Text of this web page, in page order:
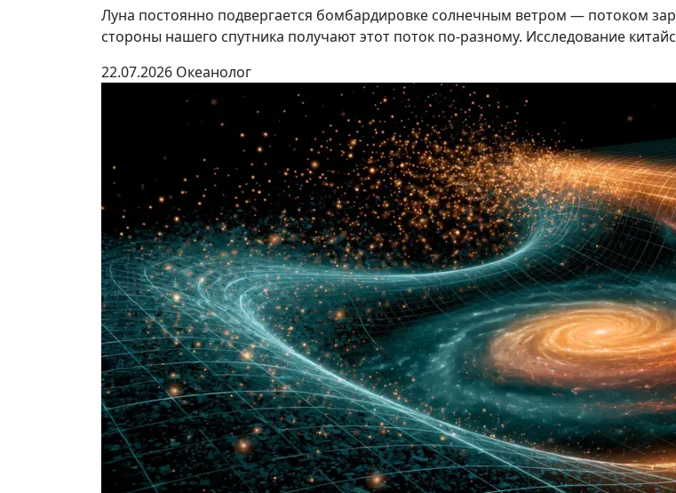
Луна постоянно подвергается бомбардировке солнечным ветром — потоком
стороны нашего спутника получают этот поток по-разному. Исследование
22.07.2026 Океанолог